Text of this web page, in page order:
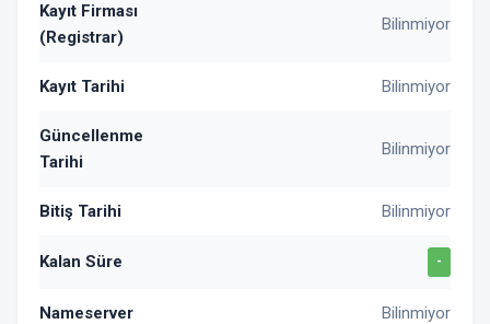
Kayıt Firması
(Registrar)
Bilinmiyor
Kayıt Tarihi Bilinmiyor
Güncellenme
Tarihi
Bilinmiyor
Bitiş Tarihi Bilinmiyor
Kalan Süre -
Nameserver Bilinmiyor